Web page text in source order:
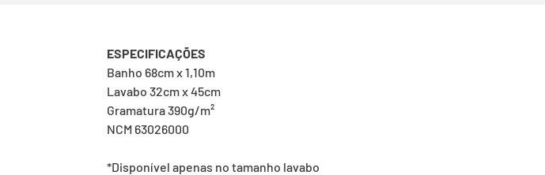
ESPECIFICAÇÕES
Banho 68cm x 1,10m
Lavabo 32cm x 45cm
Gramatura 390g/m²
NCM 63026000
*Disponível apenas no tamanho lavabo